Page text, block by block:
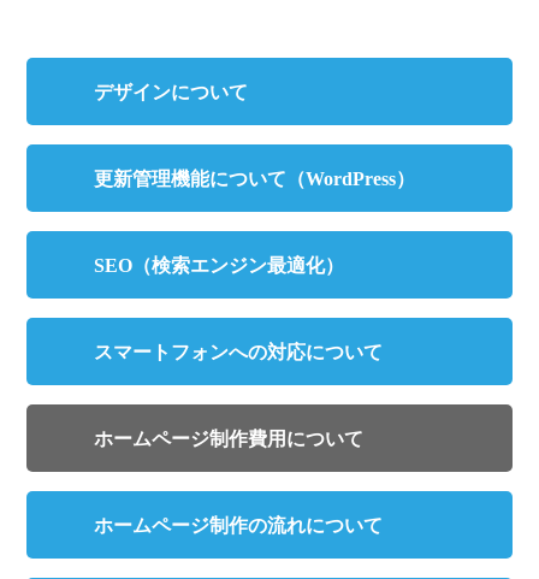
デザインについて
更新管理機能について（WordPress）
SEO（検索エンジン最適化）
スマートフォンへの対応について
ホームページ制作費用について
ホームページ制作の流れについて